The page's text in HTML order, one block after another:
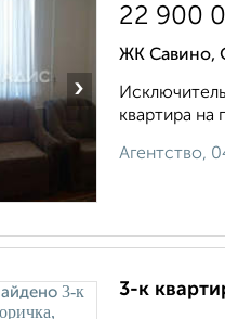
›
22 900
ЖК Савино,
квартира на
Агентство,
3-к